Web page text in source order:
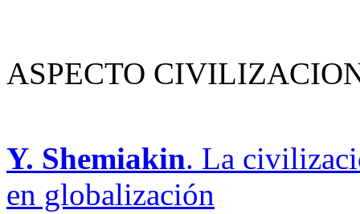
ASPECTO
Y. Shemiakin. La
en globalización